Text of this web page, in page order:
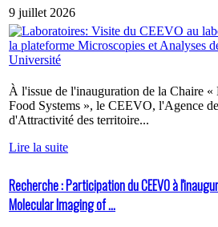
9 juillet 2026
À l'issue de l'inauguration de la Chaire
Food Systems », le CEEVO, l'Agence
d'Attractivité des territoire...
Lire la suite
Recherche : Participation du CEEVO à
Molecular Imaging of ...